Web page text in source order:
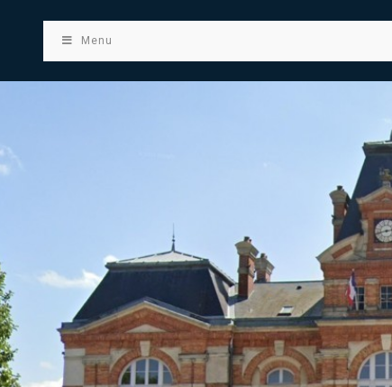
Menu